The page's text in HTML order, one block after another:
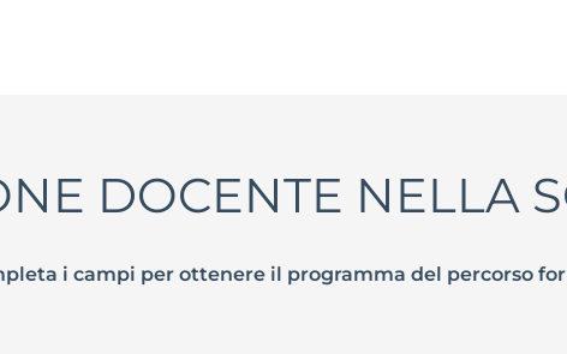
DOCENTE NELLA
i campi per ottenere il programma del percorso